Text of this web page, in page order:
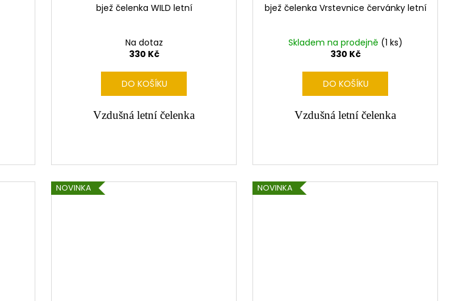
bjež čelenka WILD letní
Na dotaz
330 Kč
DO KOŠÍKU
Vzdušná letní čelenka
bjež čelenka Vrstevnice červánky letní
Skladem na prodejně (1 ks)
330 Kč
DO KOŠÍKU
Vzdušná letní čelenka
NOVINKA NOVINKA